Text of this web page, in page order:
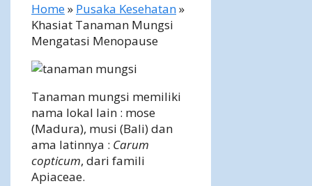
Home» Pusaka Kesehatan»
Khasiat Tanaman Mungsi
Mengatasi Menopause
Tanaman mungsi memiliki
nama lokal lain : mose
(Madura), musi (Bali) dan
ama latinnya : Carum
copticum, dari famili
Apiaceae.